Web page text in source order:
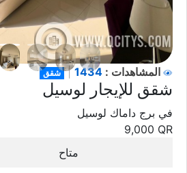
شقق | المشاهدات :
شقق للإيجار لوسيل
في برج داماك لوسيل
9,000 QR
متاح